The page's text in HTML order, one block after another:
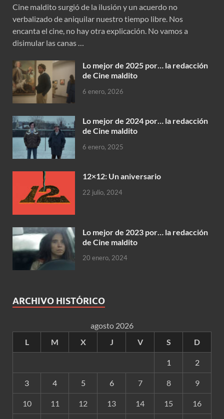
Cine maldito surgió de la ilusión y un acuerdo no
verbalizado de aniquilar nuestro tiempo libre. Nos
encanta el cine, no hay otra explicación. No vamos a
disimular las canas …
Lo mejor de 2025 por… la redacción
de Cine maldito
6 enero, 2026
Lo mejor de 2024 por… la redacción
de Cine maldito
6 enero, 2025
12×12: Un aniversario
22 julio, 2024
Lo mejor de 2023 por… la redacción
de Cine maldito
20 enero, 2024
ARCHIVO HISTÓRICO
agosto 2026
L
M X J V S D
1 2
3 4 5 6 7 8 9
10 11 12 13 14 15 16